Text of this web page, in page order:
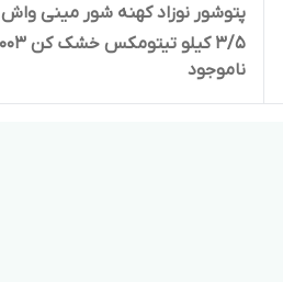
پتوشور نوزاد کهنه شور مینی واش
3/5 کیلو تیتومکس خشک کن 003
ناموجود